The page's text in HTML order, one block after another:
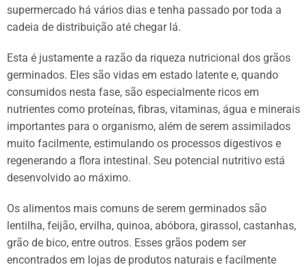
supermercado há vários dias e tenha passado por toda a
cadeia de distribuição até chegar lá.
Esta é justamente a razão da riqueza nutricional dos grãos
germinados. Eles são vidas em estado latente e, quando
consumidos nesta fase, são especialmente ricos em
nutrientes como proteínas, fibras, vitaminas, água e minerais
importantes para o organismo, além de serem assimilados
muito facilmente, estimulando os processos digestivos e
regenerando a flora intestinal. Seu potencial nutritivo está
desenvolvido ao máximo.
Os alimentos mais comuns de serem germinados são
lentilha, feijão, ervilha, quinoa, abóbora, girassol, castanhas,
grão de bico, entre outros. Esses grãos podem ser
encontrados em lojas de produtos naturais e facilmente